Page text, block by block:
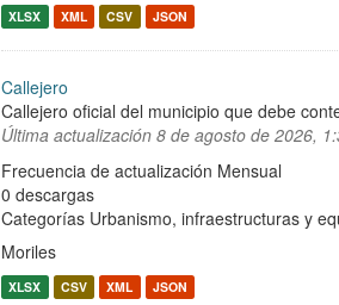
XLSX XML CSV JSON
Callejero
Callejero oficial del municipio que debe
Última actualización 8 de agosto de 2026,
Frecuencia de actualización Mensual
0 descargas
Categorías Urbanismo, infraestructuras y
Moriles
XLSX CSV XML JSON